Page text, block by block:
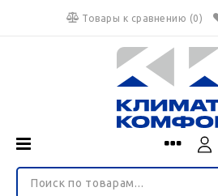
Товары к сравнению (0)
Menu
Войти
О нас